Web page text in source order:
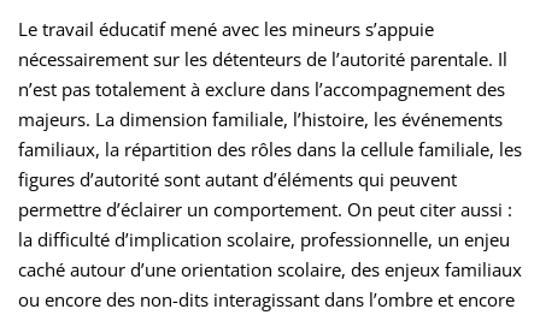
Le travail éducatif mené avec les mineurs s’appuie
nécessairement sur les détenteurs de l’autorité parentale. Il
n’est pas totalement à exclure dans l’accompagnement des
majeurs. La dimension familiale, l’histoire, les événements
familiaux, la répartition des rôles dans la cellule familiale, les
figures d’autorité sont autant d’éléments qui peuvent
permettre d’éclairer un comportement. On peut citer aussi :
la difficulté d’implication scolaire, professionnelle, un enjeu
caché autour d’une orientation scolaire, des enjeux familiaux
ou encore des non-dits interagissant dans l’ombre et encore